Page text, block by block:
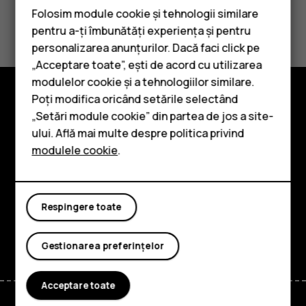
Smartphone-uri
Telefoane clasice
Accesorii
Tablete
Considerați utile aceste informații?
Da Nu
Explorează
Despre
Asistență
FacebookInstagram
TiktokYoutubeLinkedin
Folosim module cookie și tehnologii similare
pentru a-ți îmbunătăți experiența și pentru
personalizarea anunțurilor. Dacă faci click pe
„Acceptare toate”, ești de acord cu utilizarea
modulelor cookie și a tehnologiilor similare.
Poți modifica oricând setările selectând
„Setări module cookie” din partea de jos a site-
ului. Află mai multe despre politica privind
modulele cookie.
Respingere toate
Gestionarea preferințelor
Acceptare toate